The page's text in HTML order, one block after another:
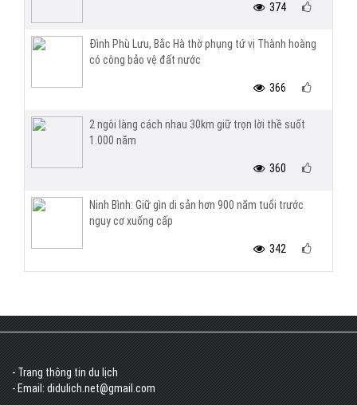
374
Đình Phù Lưu, Bắc Hà thờ phụng tứ vị Thành hoàng
có công bảo vệ đất nước
366
2 ngôi làng cách nhau 30km giữ trọn lời thề suốt
1.000 năm
360
Ninh Bình: Giữ gìn di sản hơn 900 năm tuổi trước
nguy cơ xuống cấp
342
- Trang thông tin du lịch
- Email: didulich.net@gmail.com